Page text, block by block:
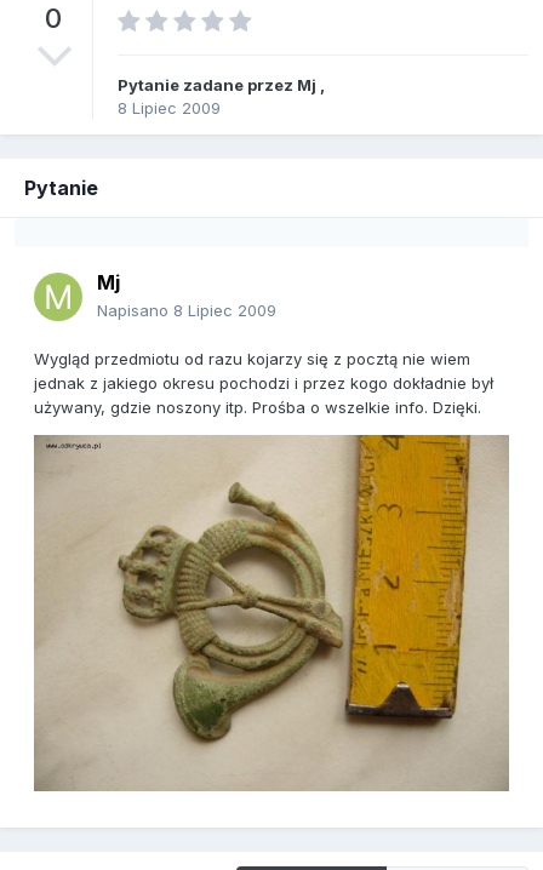
0
Pytanie zadane przez Mj
8 Lipiec 2009
Pytanie
Mj
Napisano 8 Lipiec 2009
Wygląd przedmiotu od razu kojarzy się z pocztą nie wiem
jednak z jakiego okresu pochodzi i przez kogo dokładnie był
używany, gdzie noszony itp. Prośba o wszelkie info. Dzięki.